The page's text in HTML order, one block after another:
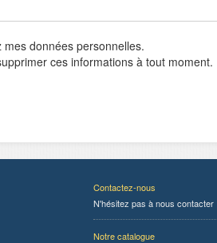
données personnelles.
ces informations à tout moment.
Contactez-nous
N'hésitez pas à nous contacter
Notre catalogue